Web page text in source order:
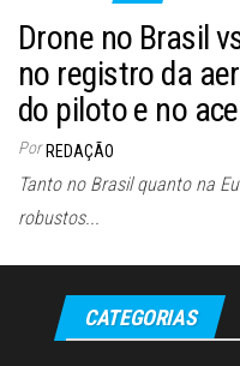
Drone no Brasil
no registro da
do piloto e no
Por REDAÇÃO
Tanto no Brasil quanto na
robustos...
CATEGORIAS